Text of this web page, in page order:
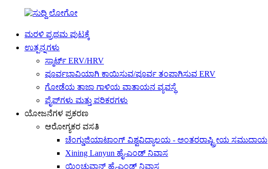
ಮರಳಿ ಪ್ರಥಮ ಪುಟಕ್ಕೆ
ಉತ್ಪನ್ನಗಳು
ಸ್ಮಾರ್ಟ್ ERV/HRV
ಪೂರ್ವಭಾವಿಯಾಗಿ ಕಾಯಿಸುವ/ಪೂರ್ವ ತಂಪಾಗಿಸುವ ERV
ಗೋಡೆಯ ತಾಜಾ ಗಾಳಿಯ ವಾತಾಯನ ವ್ಯವಸ್ಥೆ
ಪೈಪ್‌ಗಳು ಮತ್ತು ಪರಿಕರಗಳು
ಯೋಜನೆಗಳ ಪ್ರಕರಣ
ಆರೋಗ್ಯಕರ ವಸತಿ
ಚೆಂಗ್ಡುಜಿಯಾಟಾಂಗ್ ವಿಶ್ವವಿದ್ಯಾಲಯ - ಅಂತರರಾಷ್ಟ್ರೀಯ ಸಮುದಾಯ
Xining Lanyun ಹೈ-ಎಂಡ್ ನಿವಾಸ
ಯಿಂಚುವಾನ್ ಹೈ-ಎಂಡ್ ನಿವಾಸ